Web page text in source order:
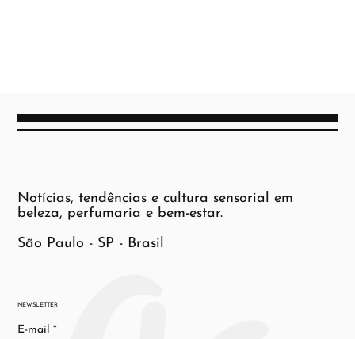
NEWSLETTER
E-mail *
Notícias, tendências e cultura sensorial em
beleza, perfumaria e bem-estar.
São Paulo - SP - Brasil